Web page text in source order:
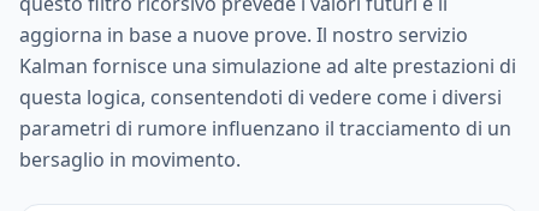
aggiorna in base a nuove prove. Il nostro servizio
Kalman fornisce una simulazione ad alte prestazioni di
questa logica, consentendoti di vedere come i diversi
parametri di rumore influenzano il tracciamento di un
bersaglio in movimento.